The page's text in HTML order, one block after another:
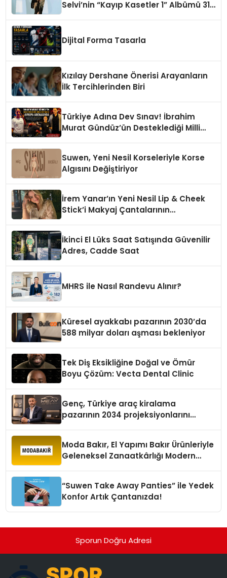
Selvi’nin “Kayıp Kasetler 1” Albümü 31
Dijital Forma Tasarla
Kızılay Dershane Önerisi Arayanların
İlk Tercihlerinden Biri
Türkiye Adına Dev Sınav! İbrahim
Murat Gündüz’ün Desteklediği Milli
Suwen, Yeni Nesil Korseleriyle Korse
Algısını Değiştiriyor
İrem Yanar’ın Yeni Nesil Lip & Cheek
Stick’i Makyaj Çantalarının
İkinci El Lüks Saat Satışında Güvenilir
Adres, Cadde Saat
MHRS ile Nasıl Randevu Alınır?
Küresel ayakkabı pazarının 2030’da
588 milyar doları aşması bekleniyor
Tek Diş Eksikliğine Doğal ve Ömür
Boyu Çözüm: Vecta Dental Clinic
Genç, Türkiye araç kiralama
pazarının 2034 projeksiyonlarını
Moda Bakır, El Yapımı Bakır Ürünleriyle
Geleneksel Zanaatkârlığı Modern
“Suwen Take Away Panties” ile Yedek
Konfor Artık Çantanızda!
Sporun Doğru Adresi